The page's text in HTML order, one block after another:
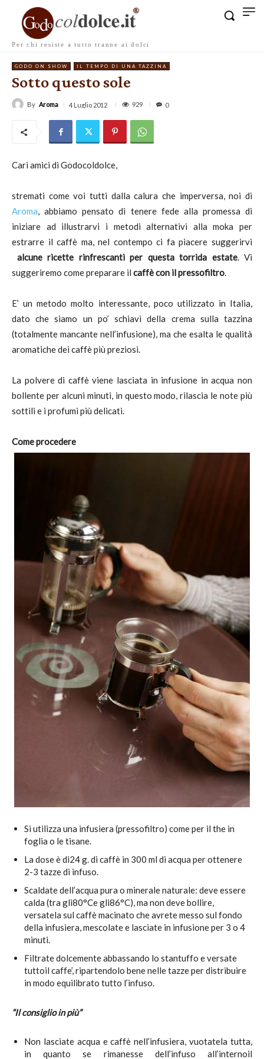
Per chi resiste a tutto tranne ai dolci
GODO ON SHOW IL TEMPO DI UNA TAZZINA
Sotto questo sole
By Aroma 4 Luglio 2012 929 0
Cari amici di Godocoldolce,
stremati come voi tutti dalla calura che imperversa, noi di
Aroma, abbiamo pensato di tenere fede alla promessa di
iniziare ad illustrarvi i metodi alternativi alla moka per
estrarre il caffè ma, nel contempo ci fa piacere suggerirvi
alcune ricette rinfrescanti per questa torrida estate. Vi
suggeriremo come preparare il caffècon il pressofiltro.
E’ un metodo molto interessante, poco utilizzato in Italia,
dato che siamo un po’ schiavi della crema sulla tazzina
(totalmente mancante nell’infusione), ma che esalta le qualità
aromatiche dei caffè più preziosi.
La polvere di caffè viene lasciata in infusione in acqua non
bollente per alcuni minuti, in questo modo, rilascia le note più
sottili e i profumi più delicati.
Come procedere
Si utilizza una infusiera (pressofiltro) come per il the in
foglia o le tisane.
La dose è di24 g. di caffè in 300 ml di acqua per ottenere
2-3 tazze di infuso.
Scaldate dell’acqua pura o minerale naturale: deve essere
calda (tra gli80°Ce gli86°C), ma non deve bollire,
versatela sul caffè macinato che avrete messo sul fondo
della infusiera, mescolate e lasciate in infusione per 3 o 4
minuti.
Filtrate dolcemente abbassando lo stantuffo e versate
tuttoil caffe’, ripartendolo bene nelle tazze per distribuire
in modo equilibrato tutto l’infuso.
“Il consiglio in più”
Non lasciate acqua e caffè nell’infusiera, vuotatela tutta,
in quanto se rimanesse dell’infuso all’internoil